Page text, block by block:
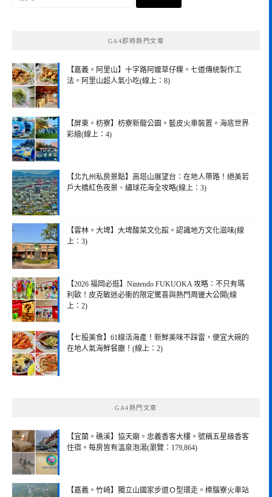
GA4即時熱門文章
【嘉義。阿里山】十字路阿嬤草仔粿。七道傳統製作工
法。阿里山超人氣小吃(線上：8)
【屏東。枋寮】枋寮新龍公園。藍皮火車裝置。海底世界
彩繪(線上：4)
【北九州私房景點】高塔山展望台：在地人帶路！絕美若
戶大橋紅色夜景、繡球花海全攻略(線上：3)
【雲林。大埤】大埤酸菜文化館。認識地方文化滋味(線
上：3)
【2026 福岡必逛】Nintendo FUKUOKA 攻略：不只有瑪
利歐！皮克敏迷必衝的限定驚喜與熱門周邊大公開(線
上：2)
【七股美食】61線活海產！新鮮美味不踩雷，便宜大碗的
在地人氣海鮮餐廳！(線上：2)
GA4熱門文章
【宜蘭。礁溪】協天廟。忠義香客大樓。號稱五星級香客
住宿。每房皆有溫泉泡湯(瀏覽：179,864)
【嘉義。竹崎】獨立山國家步道Ｏ型環走。樟腦寮火車站